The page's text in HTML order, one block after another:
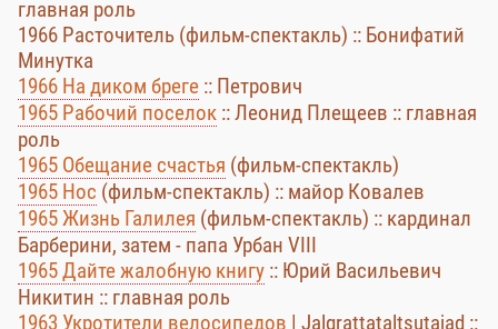
главная роль
1966 Расточитель (фильм-спектакль) :: Бонифатий
Минутка
1966 На диком бреге :: Петрович
1965 Рабочий поселок :: Леонид Плещеев :: главная
роль
1965 Обещание счастья (фильм-спектакль)
1965 Нос (фильм-спектакль) :: майор Ковалев
1965 Жизнь Галилея (фильм-спектакль) :: кардинал
Барберини, затем - папа Урбан VIII
1965 Дайте жалобную книгу :: Юрий Васильевич
Никитин :: главная роль
1963 Укротители велосипедов | Jalgrattataltsutajad ::